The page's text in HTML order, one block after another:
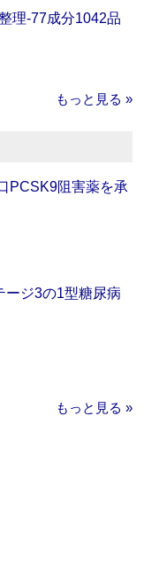
理‐77成分1042品
もっと見る »
PCSK9阻害薬を承
ージ3の1型糖尿病
もっと見る »